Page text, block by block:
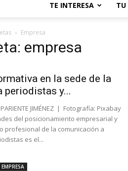
TE INTERESA TU
Empresa
empresa
en la sede de la
periodistas y...
PARIENTE JIMÉNEZ | Fotografía: Pixabay
del posicionamiento empresarial y
profesional de la comunicación a
es el...